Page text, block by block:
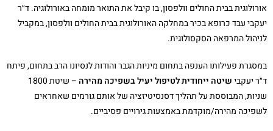
אורולוגית בבית החולים וולפסון, בו קיבל את התואר מומחה באורולוגיה. ד״ר
יעקבי עבד כרופא בכיר במחלקה האורולוגית בבית החולים וולפסון, במקביל
לניהול המרפאה הסקסולוגית.
במסגרת פעילותו הענפה בתחום מיניות הגבר והודות לנסיונו הרב בתחום, פיתח
ד״ר יעקבישיטה ייחודית לטיפול יעיל בשפיכה מהירה
– שיטת 1800
שניות, המבוססת על תהליך דסנסיטיזציה של אותם גורמים שאחראים
לשפיכה מהירה/מוקדמת באמצעות גירויים פסיביים.